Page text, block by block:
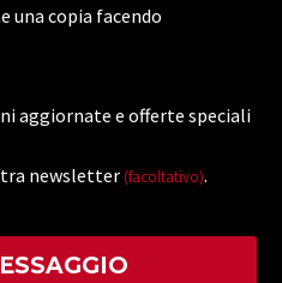
una copia facendo
aggiornate e offerte speciali
newsletter (facoltativo).